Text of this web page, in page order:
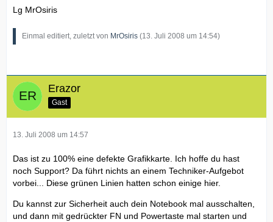
Lg MrOsiris
Einmal editiert, zuletzt von MrOsiris (13. Juli 2008 um 14:54)
Erazor
Gast
13. Juli 2008 um 14:57
Das ist zu 100% eine defekte Grafikkarte. Ich hoffe du hast
noch Support? Da führt nichts an einem Techniker-Aufgebot
vorbei... Diese grünen Linien hatten schon einige hier.
Du kannst zur Sicherheit auch dein Notebook mal ausschalten,
und dann mit gedrückter FN und Powertaste mal starten und